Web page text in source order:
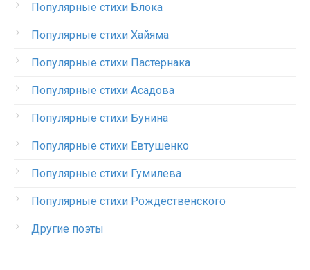
Популярные стихи Блока
Популярные стихи Хайяма
Популярные стихи Пастернака
Популярные стихи Асадова
Популярные стихи Бунина
Популярные стихи Евтушенко
Популярные стихи Гумилева
Популярные стихи Рождественского
Другие поэты